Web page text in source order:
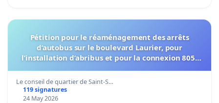
Pétition pour le réaménagement des arrêts
d’autobus sur le boulevard Laurier, pour
l’installation d’abribus et pour la connexion 805-
Le conseil de quartier de Saint-S…
119 signatures
24 May 2026